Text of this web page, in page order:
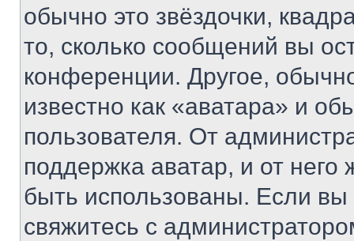
обычно это звёздочки,
то, сколько сообщений вы
конференции. Другое,
известно как «аватара» и
пользователя. От
поддержка аватар, и от него
быть использованы. Если
свяжитесь с